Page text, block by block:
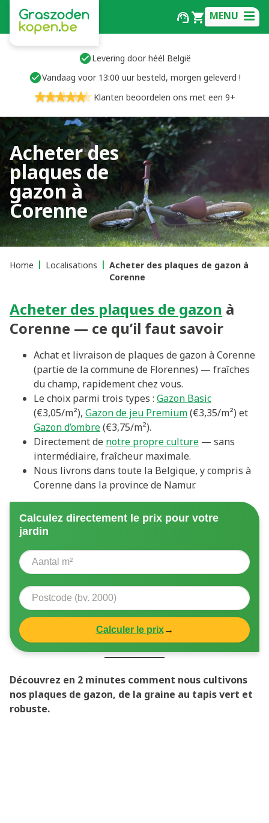
MENU
Levering door héél België
Vandaag voor 13:00 uur besteld, morgen geleverd !
Klanten beoordelen ons met een 9+
Acheter des
plaques de
gazon à
Corenne
Home Localisations
Acheter des plaques de gazon à
Corenne
Acheter des plaques de gazon à
Corenne — ce qu’il faut savoir
Achat et livraison de plaques de gazon à Corenne
(partie de la commune de Florennes) — fraîches
du champ, rapidement chez vous.
Le choix parmi trois types : Gazon Basic
(€3,05/m²), Gazon de jeu Premium(€3,35/m²) et
Gazon d’ombre(€3,75/m²).
Directement de notre propre culture — sans
intermédiaire, fraîcheur maximale.
Nous livrons dans toute la Belgique, y compris à
Corenne dans la province de Namur.
Calculez directement le prix pour votre
jardin
Calculer le prix→
Découvrez en 2 minutes comment nous cultivons
nos plaques de gazon, de la graine au tapis vert et
robuste.